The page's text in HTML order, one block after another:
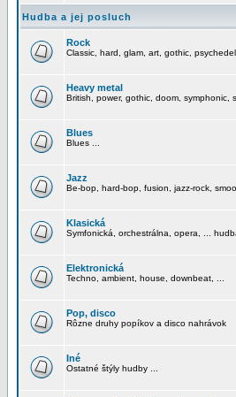
Hudba a jej posluch
Rock
Classic, hard, glam, art, gothic,
Heavy metal
British, power, gothic, doom, symphonic,
Blues
Blues ...
Jazz
Be-bop, hard-bop, fusion, jazz-rock,
Klasická
Symfonická, orchestrálna, opera, ...
Elektronická
Techno, ambient, house, downbeat, ...
Pop, disco
Rôzne druhy popíkov a disco nahrávok
Iné
Ostatné štýly hudby ...